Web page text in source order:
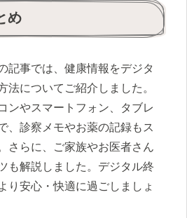
め
記事では、健康情報をデジタ
法についてご紹介しました。
ンやスマートフォン、タブレ
、診察メモやお薬の記録もス
さらに、ご家族やお医者さん
も解説しました。デジタル終
り安心・快適に過ごしましょ